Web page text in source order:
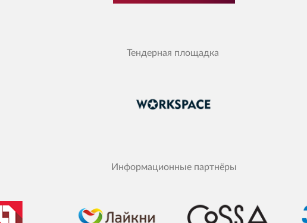
Тендерная площадка
Информационные партнёры